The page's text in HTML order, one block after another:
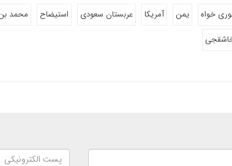
خواه یمن آمریکا عربستان سعودی استیضاح محمد